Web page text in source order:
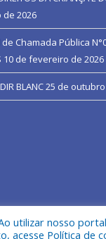
de 2026
de Chamada Pública
10 de fevereiro de 2026
BLANC25 de
Araguaia.
utilizar nosso
acesse Política de